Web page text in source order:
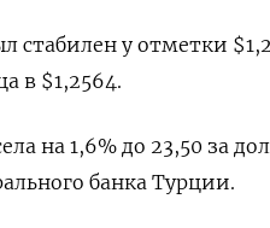
стабилен у отметки
в $1,2564.
на 1,6% до 23,50 за
банка Турции.